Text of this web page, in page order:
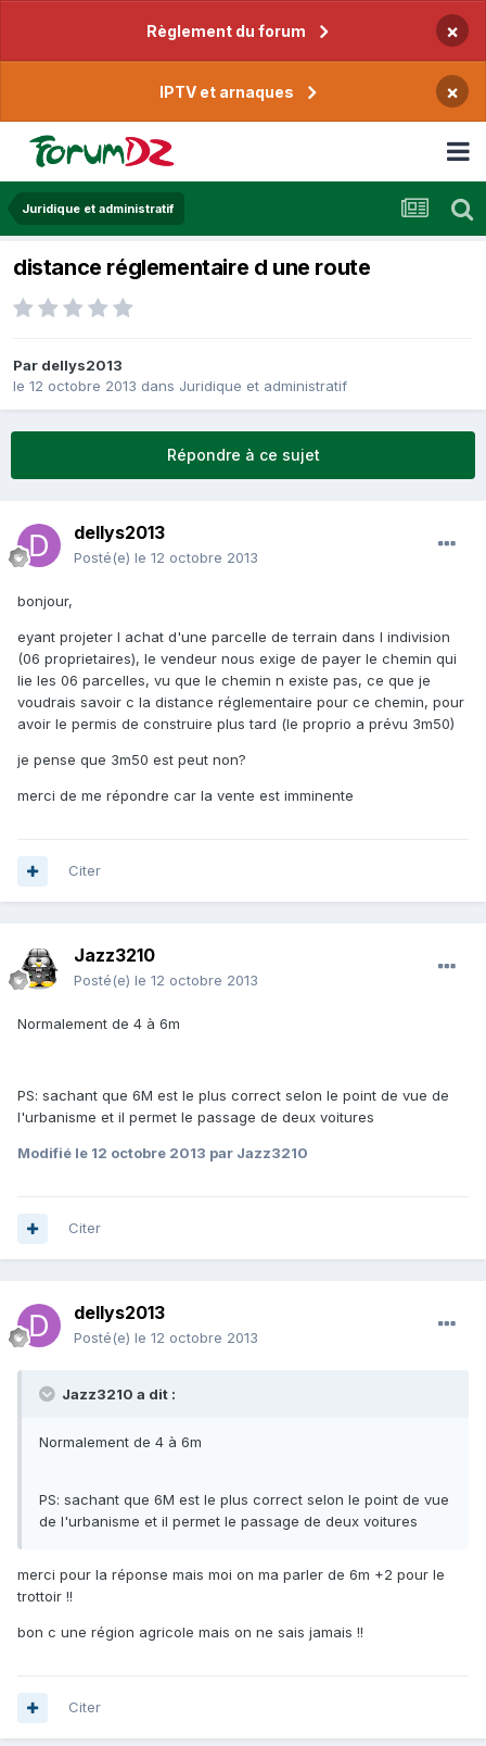
Règlement du forum ×
IPTV et arnaques ×
Juridique et administratif
distance réglementaire d une route
Par dellys2013
le 12 octobre 2013 dans Juridique et administratif
Répondre à ce sujet
dellys2013
Posté(e) le 12 octobre 2013
bonjour,
eyant projeter l achat d'une parcelle de terrain dans l indivision
(06 proprietaires), le vendeur nous exige de payer le chemin qui
lie les 06 parcelles, vu que le chemin n existe pas, ce que je
voudrais savoir c la distance réglementaire pour ce chemin, pour
avoir le permis de construire plus tard (le proprio a prévu 3m50)
je pense que 3m50 est peut non?
merci de me répondre car la vente est imminente
Citer
Jazz3210
Posté(e) le 12 octobre 2013
Normalement de 4 à 6m
PS: sachant que 6M est le plus correct selon le point de vue de
l'urbanisme et il permet le passage de deux voitures
Modifié le 12 octobre 2013 par Jazz3210
Citer
dellys2013
Posté(e) le 12 octobre 2013
Jazz3210 a dit :
Normalement de 4 à 6m
PS: sachant que 6M est le plus correct selon le point de vue
de l'urbanisme et il permet le passage de deux voitures
merci pour la réponse mais moi on ma parler de 6m +2 pour le
trottoir !!
bon c une région agricole mais on ne sais jamais !!
Citer